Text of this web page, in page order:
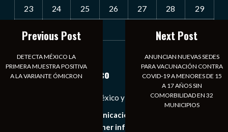
23 24 25 26 27 28 29
30
Notiexpress de México
Las Noticias Diarias de México y el Mundo a Tu Alcance
Somos un medio de comunicación digital que tiene como
principal objetivo mantener informado al publico en
Previous Post
DETECTA MÉXICO LA
PRIMERA MUESTRA POSITIVA
A LA VARIANTE ÓMICRON
Next Post
ANUNCIAN NUEVAS SEDES
PARA VACUNACIÓN CONTRA
COVID-19 A MENORES DE 15
A 17 AÑOS SIN
COMORBILIDAD EN 32
MUNICIPIOS